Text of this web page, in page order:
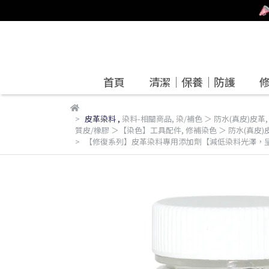
首頁 清潔｜保養｜防護
皮革染料 , 染料-相關商品, 染/補色 ＞ 防水(真皮)皮革,
質皮/橡膠 ＞【染色】工具配件, 修補染色 ＞ 防水(真皮)
【修復系列】皮革染料專用添加劑【減低染料光澤